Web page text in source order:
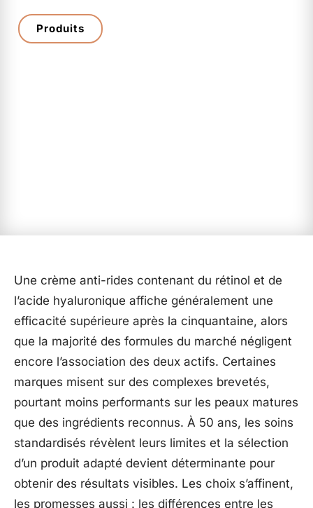
Produits
Une crème anti-rides contenant du rétinol et de
l’acide hyaluronique affiche généralement une
efficacité supérieure après la cinquantaine, alors
que la majorité des formules du marché négligent
encore l’association des deux actifs. Certaines
marques misent sur des complexes brevetés,
pourtant moins performants sur les peaux matures
que des ingrédients reconnus. À 50 ans, les soins
standardisés révèlent leurs limites et la sélection
d’un produit adapté devient déterminante pour
obtenir des résultats visibles. Les choix s’affinent,
les promesses aussi : les différences entre les